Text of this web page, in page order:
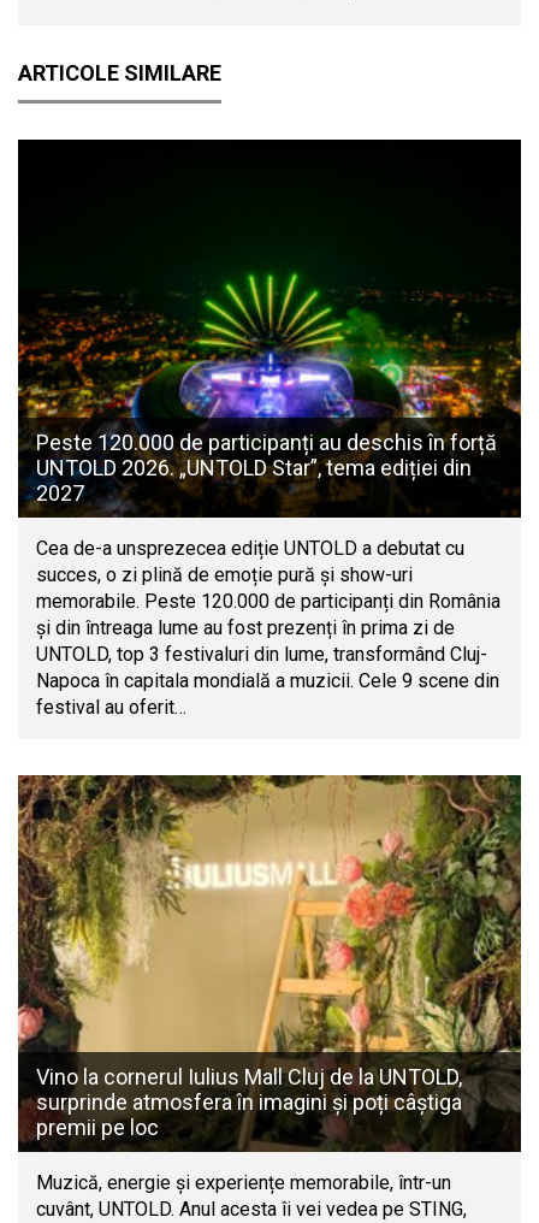
ARTICOLE SIMILARE
Peste 120.000 de participanți au deschis în forță
UNTOLD 2026. „UNTOLD Star”, tema ediției din
2027
Cea de-a unsprezecea ediție UNTOLD a debutat cu
succes, o zi plină de emoție pură și show-uri
memorabile. Peste 120.000 de participanți din România
și din întreaga lume au fost prezenți în prima zi de
UNTOLD, top 3 festivaluri din lume, transformând Cluj-
Napoca în capitala mondială a muzicii. Cele 9 scene din
festival au oferit…
Vino la cornerul Iulius Mall Cluj de la UNTOLD,
surprinde atmosfera în imagini și poți câștiga
premii pe loc
Muzică, energie și experiențe memorabile, într-un
cuvânt, UNTOLD. Anul acesta îi vei vedea pe STING,